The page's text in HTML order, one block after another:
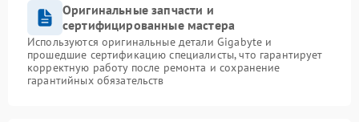
Оригинальные запчасти и
сертифицированные мастера
Используются оригинальные детали Gigabyte и
прошедшие сертификацию специалисты, что гарантирует
корректную работу после ремонта и сохранение
гарантийных обязательств